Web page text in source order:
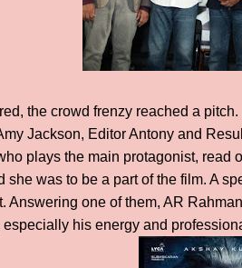
the crowd frenzy reached a
Jackson, Editor Antony and
plays the main protagonist, read
she was to be a part of the film. A
Answering one of them, AR
his energy and